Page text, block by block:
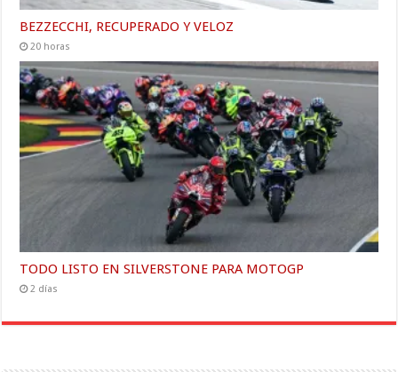
BEZZECCHI, RECUPERADO Y VELOZ
20 horas
TODO LISTO EN SILVERSTONE PARA MOTOGP
2 días